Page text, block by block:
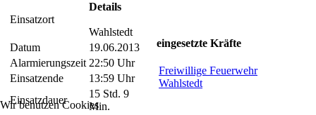
Einsatzort
Details
Wahlstedt
Datum
19.06.2013
Alarmierungszeit 22:50 Uhr
Einsatzende
13:59 Uhr
Einsatzdauer
15 Std. 9
Min.
eingesetzte Kräfte
Freiwillige Feuerwehr
Wahlstedt
Wir benutzen Cookies